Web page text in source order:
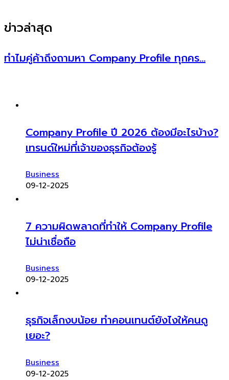
ข่าวล่าสุด
ทำไมคู่ค้าถึงถามหา Company Profile ทุกคร…
Company Profile ปี 2026 ต้องมีอะไรบ้าง?
เทรนด์ใหม่ที่เจ้าของธุรกิจต้องรู้
Business
09-12-2025
7 ความผิดพลาดที่ทำให้ Company Profile
ไม่น่าเชื่อถือ
Business
09-12-2025
ธุรกิจเล็กงบน้อย ทำคอนเทนต์ยังไงให้คนดู
เยอะ?
Business
09-12-2025